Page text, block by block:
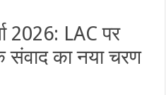
2026: LAC पर
संवाद का नया चरण